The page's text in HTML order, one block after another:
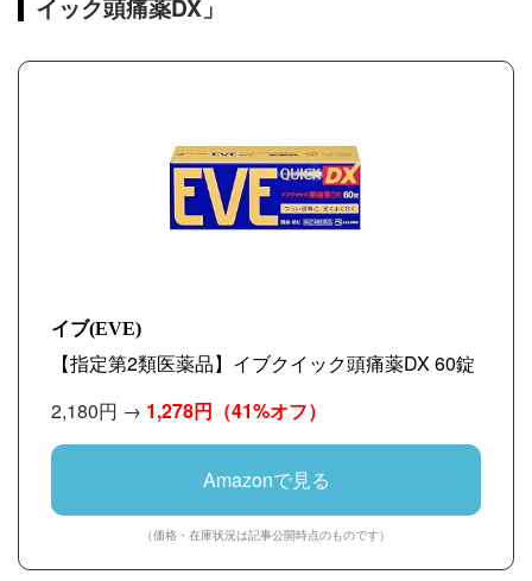
イック頭痛薬DX」
イブ(EVE)
【指定第2類医薬品】イブクイック頭痛薬DX 60錠
2,180円 → 1,278円 （41%オフ）
Amazonで見る
（価格・在庫状況は記事公開時点のものです）